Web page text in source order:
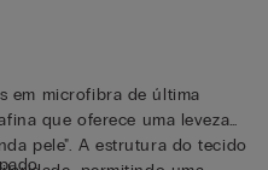
em microfibra de última
que oferece uma leveza
pele". A estrutura do tecido